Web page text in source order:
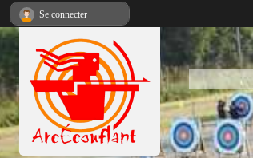
Se connecter
Panneau de gestion des cookies